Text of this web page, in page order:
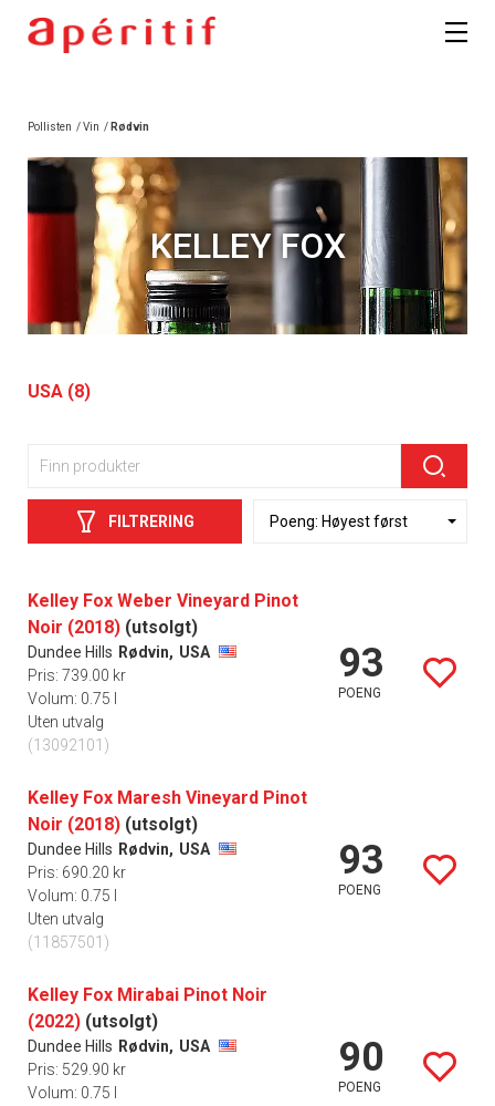
Pollisten /Vin / Rødvin
KELLEY FOX
USA (8)
FILTRERING
Kelley Fox Weber Vineyard Pinot
Noir (2018) (utsolgt)
Dundee Hills Rødvin, USA
Pris: 739.00 kr
Volum: 0.75 l
Uten utvalg
(13092101)
93
POENG
Kelley Fox Maresh Vineyard Pinot
Noir (2018) (utsolgt)
Dundee Hills Rødvin, USA
Pris: 690.20 kr
Volum: 0.75 l
Uten utvalg
(11857501)
93
POENG
Kelley Fox Mirabai Pinot Noir
(2022) (utsolgt)
Dundee Hills Rødvin, USA
Pris: 529.90 kr
Volum: 0.75 l
90
POENG